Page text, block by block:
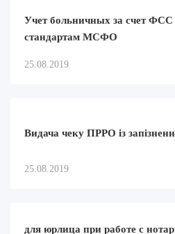
Учет больничных за счет
стандартам МСФО
25.08.2019
Видача чеку ПРРО із
25.08.2019
для юрлица при работе с